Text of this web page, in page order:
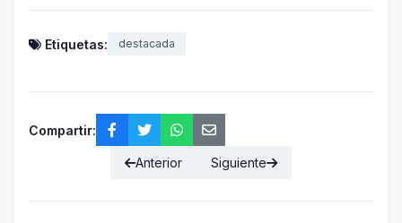
Etiquetas: destacada
Compartir:
Anterior Siguiente